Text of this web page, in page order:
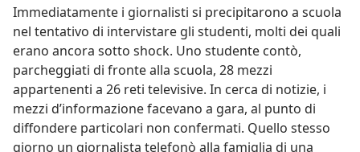
Immediatamente i giornalisti si precipitarono a scuola
nel tentativo di intervistare gli studenti, molti dei quali
erano ancora sotto shock. Uno studente contò,
parcheggiati di fronte alla scuola, 28 mezzi
appartenenti a 26 reti televisive. In cerca di notizie, i
mezzi d’informazione facevano a gara, al punto di
diffondere particolari non confermati. Quello stesso
giorno un giornalista telefonò alla famiglia di una